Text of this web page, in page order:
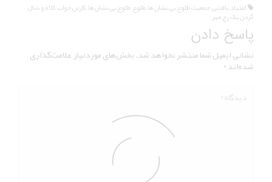
اعتیاد ,بافتنی,جمعیت طلوع بی نشان ها,طلوع,طلوع بی نشان ها کارتن خوابکلاه و شال
گردنیک رج مهر
پاسخ دادن
نشانی ایمیل شما منتشر نخواهد شد.بخش‌های موردنیاز علامت‌گذاری
شده‌اند*